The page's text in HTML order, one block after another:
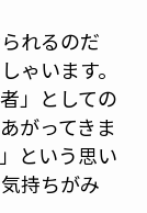
れるのだ
ゃいます。
」としての
がってきま
という思い
持ちがみ